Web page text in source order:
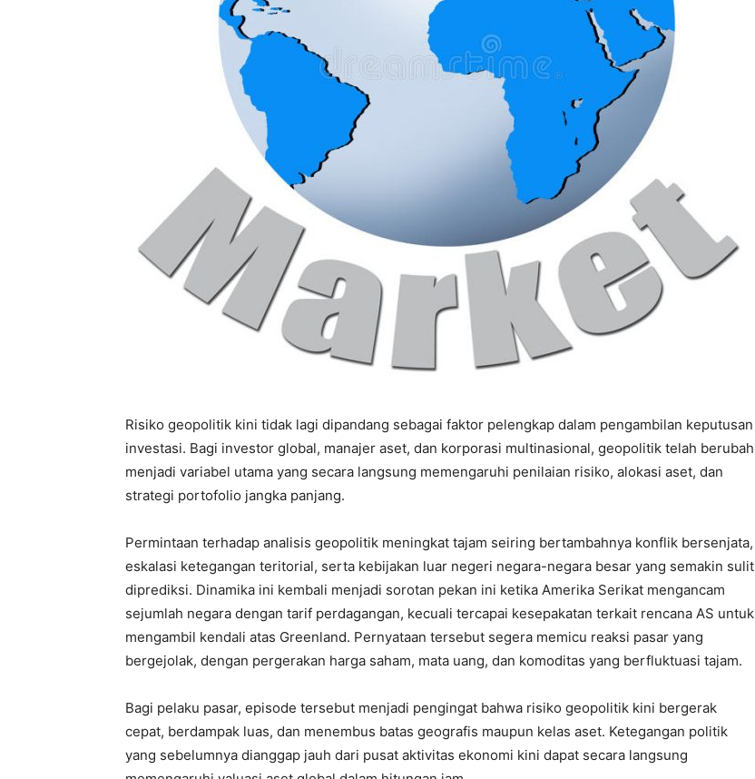
Risiko geopolitik kini tidak lagi dipandang sebagai faktor pelengkap dalam pengambilan keputusan
investasi. Bagi investor global, manajer aset, dan korporasi multinasional, geopolitik telah berubah
menjadi variabel utama yang secara langsung memengaruhi penilaian risiko, alokasi aset, dan
strategi portofolio jangka panjang.
Permintaan terhadap analisis geopolitik meningkat tajam seiring bertambahnya konflik bersenjata,
eskalasi ketegangan teritorial, serta kebijakan luar negeri negara-negara besar yang semakin sulit
diprediksi. Dinamika ini kembali menjadi sorotan pekan ini ketika Amerika Serikat mengancam
sejumlah negara dengan tarif perdagangan, kecuali tercapai kesepakatan terkait rencana AS untuk
mengambil kendali atas Greenland. Pernyataan tersebut segera memicu reaksi pasar yang
bergejolak, dengan pergerakan harga saham, mata uang, dan komoditas yang berfluktuasi tajam.
Bagi pelaku pasar, episode tersebut menjadi pengingat bahwa risiko geopolitik kini bergerak
cepat, berdampak luas, dan menembus batas geografis maupun kelas aset. Ketegangan politik
yang sebelumnya dianggap jauh dari pusat aktivitas ekonomi kini dapat secara langsung